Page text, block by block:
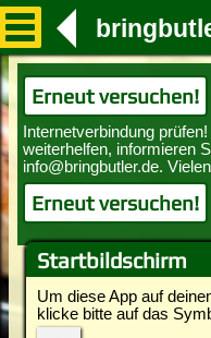
Startbildschirm
Um diese App auf
klicke bitte auf das
Erneut versuchen!
Erneut versuchen!